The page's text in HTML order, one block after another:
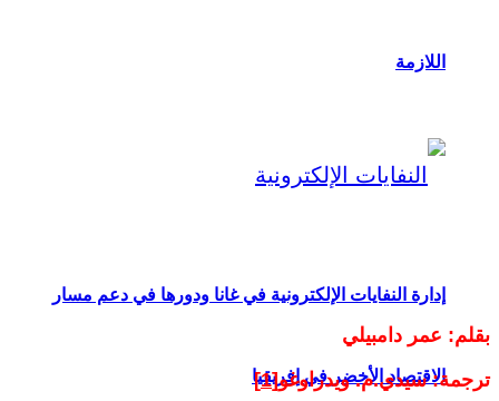
اللازمة
إدارة النفايات الإلكترونية في غانا ودورها في دعم مسار
الاقتصاد الأخضر في إفريقيا
بقلم: عمر دامبيلي
ترجمة: سيدي.م. ويدراوغو[1]